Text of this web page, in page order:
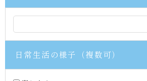
日常生活の様子（複数可）